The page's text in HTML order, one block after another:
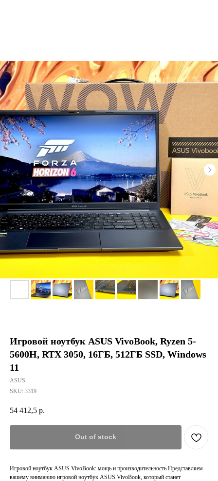
Игровой ноутбук ASUS VivoBook, Ryzen 5-
5600H, RTX 3050, 16ГБ, 512ГБ SSD, Windows
11
ASUS
SKU: 3319
54 412,5 р.
Out of stock
Игровой ноутбук ASUS VivoBook: мощь и производительность Представляем
вашему вниманию игровой ноутбук ASUS VivoBook, который станет